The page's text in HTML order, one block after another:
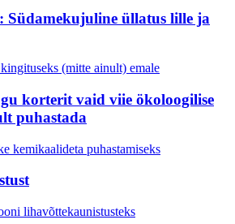
Südamekujuline üllatus lille ja
(mitte ainult) emale
korterit vaid viie ökoloogilise
puhastada
kemikaalideta puhastamiseks
lihavõttekaunistusteks